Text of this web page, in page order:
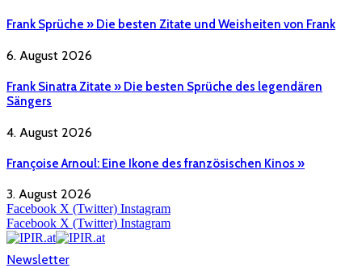
Frank Sprüche » Die besten Zitate und Weisheiten von Frank
6. August 2026
Frank Sinatra Zitate » Die besten Sprüche des legendären
Sängers
4. August 2026
Françoise Arnoul: Eine Ikone des französischen Kinos »
3. August 2026
Facebook X (Twitter) Instagram
Facebook X (Twitter) Instagram
Newsletter